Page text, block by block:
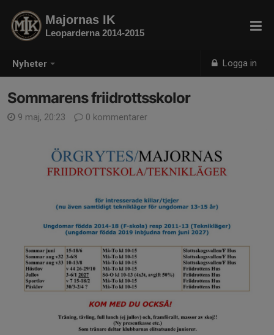
Nyheter Logga in
Majornas IK
Leoparderna 2014-2015
Sommarens friidrottsskolor
9 maj, 20:23 0 kommentarer